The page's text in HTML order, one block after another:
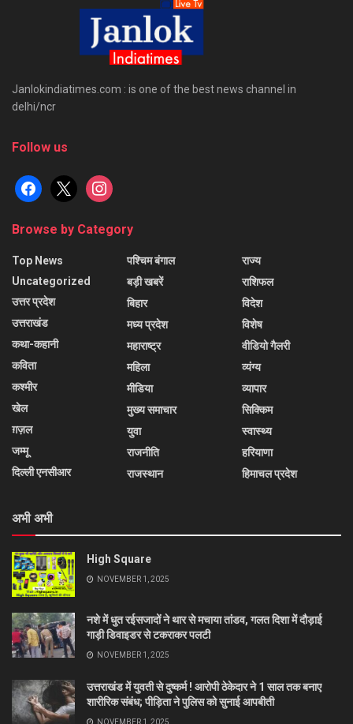
Janlokindiatimes.com : is one of the best news channel in
delhi/ncr
Follow us
facebook
x instagram
Browse by Category
Top News
Uncategorized
उत्तर प्रदेश
उत्तराखंड
कथा-कहानी
कविता
कश्मीर
खेल
ग़ज़ल
जम्मू
दिल्ली एनसीआर
पश्चिम बंगाल
बड़ी खबरें
बिहार
मध्य प्रदेश
महाराष्ट्र
महिला
मीडिया
मुख्य समाचार
युवा
राजनीति
राजस्थान
राज्य
राशिफल
विदेश
विशेष
वीडियो गैलरी
व्यंग्य
व्यापार
सिक्किम
स्वास्थ्य
हरियाणा
हिमाचल प्रदेश
अभी अभी
High Square
NOVEMBER 1, 2025
नशे में धुत रईसजादों ने थार से मचाया तांडव, गलत दिशा में दौड़ाई
गाड़ी डिवाइडर से टकराकर पलटी
NOVEMBER 1, 2025
उत्तराखंड में युवती से दुष्कर्म ! आरोपी ठेकेदार ने 1 साल तक बनाए
शारीरिक संबंध; पीड़िता ने पुलिस को सुनाई आपबीती
NOVEMBER 1, 2025